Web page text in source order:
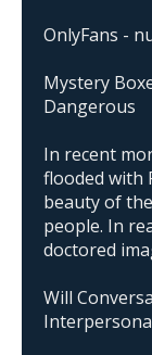
OnlyFans -
Mystery
Dangerous
In recent
flooded with
beauty of
people. In
doctored
Will